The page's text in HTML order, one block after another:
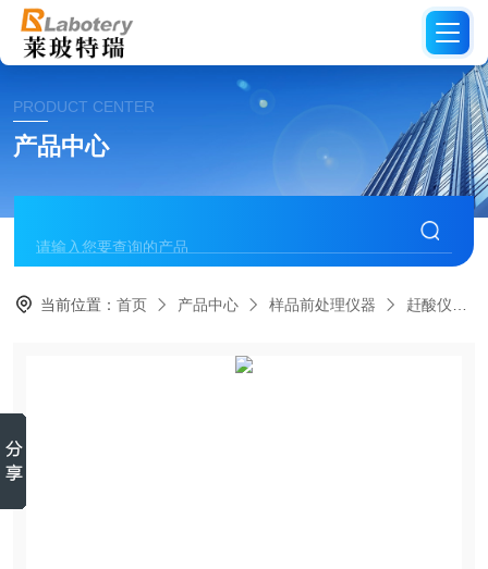
PRODUCT CENTER
产品中心
当前位置：首页 产品中心 样品前处理仪器 赶酸仪